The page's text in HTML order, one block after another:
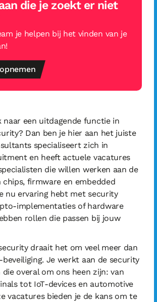
die je zoekt er niet
je helpen bij het vinden van je
naar een uitdagende functie in
Dan ben je hier aan het juiste
specialiseert zich in
en heeft actuele vacatures
die willen werken aan de
chips, firmware en embedded
nu ervaring hebt met security
implementaties of hardware
rollen die passen bij jouw
draait het om veel meer dan
Je werkt aan de security
overal om ons heen zijn: van
tot IoT-devices en automotive
vacatures bieden je de kans om te